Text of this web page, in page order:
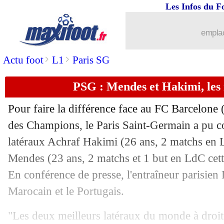
Actu foot> L1 > Paris SG
Les Infos du
PSG : Mendes et Hakimi,
Pour faire la différence face au FC
des Champions, le Paris Saint-Germain a pu
latéraux Achraf Hakimi (26 ans, 2 matchs en
Mendes (23 ans, 2 matchs et 1 but en LdC
En conférence de presse, l'entraîneur parisien
Marocain et le Portugais.
"Les deux meilleurs latéraux du monde à
Man City
02/10 OM
02/10 PSG: 3 succès de suite à Barcelone,
02/10 Allemagne : Müller devient le plus
02/10 LdC: Labrune félicite les clubs
02/10 Naples: Conte-De Bruyne, problème
02/10 PSG: le Top 8, Luis Enrique ne
02/10 EdF: la chance de Thauvin et Mateta